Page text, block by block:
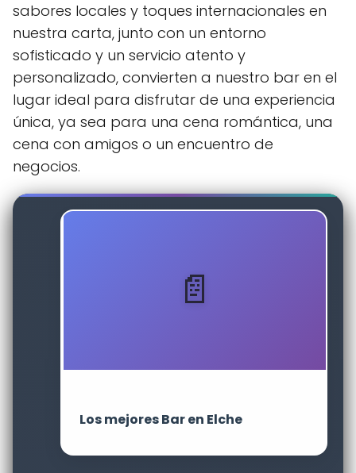
sabores locales y toques internacionales en
nuestra carta, junto con un entorno
sofisticado y un servicio atento y
personalizado, convierten a nuestro bar en el
lugar ideal para disfrutar de una experiencia
única, ya sea para una cena romántica, una
cena con amigos o un encuentro de
negocios.
Los mejores Bar en Elche